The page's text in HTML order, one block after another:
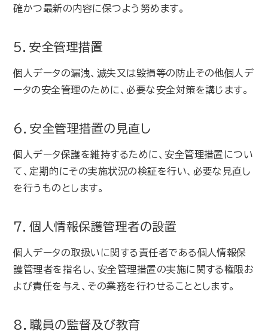
確かつ最新の内容に保つよう努めます。
5．安全管理措置
個人データの漏洩、滅失又は毀損等の防止その他個人デ
ータの安全管理のために、必要な安全対策を講じます。
6．安全管理措置の見直し
個人データ保護を維持するために、安全管理措置につい
て、定期的にその実施状況の検証を行い、必要な見直し
を行うものとします。
7．個人情報保護管理者の設置
個人データの取扱いに関する責任者である個人情報保
護管理者を指名し、安全管理措置の実施に関する権限お
よび責任を与え、その業務を行わせることとします。
8．職員の監督及び教育